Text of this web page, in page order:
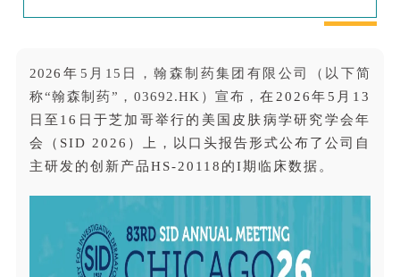
2026年 5月 15 日，翰森制药集团有限公司（以下简
称“翰森制药”，03692.HK）宣布， 在2026年5月13
日至16日于芝加哥举行的美国皮肤病学研究学会年
会（SID 2026）上，以口头报告形式公布了公司自
主研发的创新产品HS-20118的I期临床数据。